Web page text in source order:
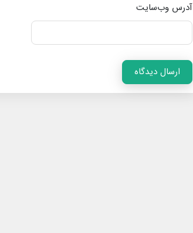
آدرس وب‌سایت
ارسال دیدگاه